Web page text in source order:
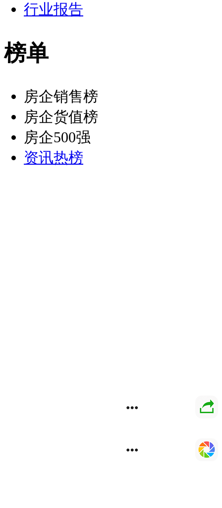
行业报告
榜单
房企销售榜
房企货值榜
房企500强
资讯热榜